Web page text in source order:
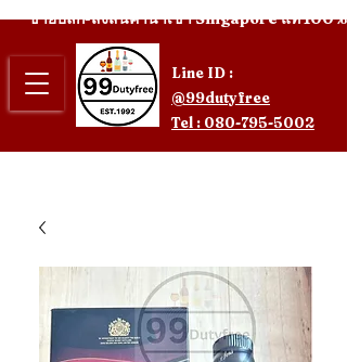
Line ID :
@99dutyfree
Tel : 080-795-5002
ขายปลีก-ส่งสินค้านำเข้า Singapore แท้ 100%